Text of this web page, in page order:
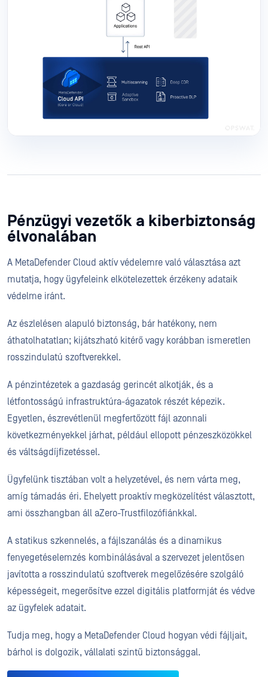
Pénzügyi vezetők a kiberbiztonság
élvonalában
A MetaDefender Cloud aktív védelemre való választása azt
mutatja, hogy ügyfeleink elkötelezettek érzékeny adataik
védelme iránt.
Az észlelésen alapuló biztonság, bár hatékony, nem
áthatolhatatlan; kijátszható kitérő vagy korábban ismeretlen
rosszindulatú szoftverekkel.
A pénzintézetek a gazdaság gerincét alkotják, és a
létfontosságú infrastruktúra-ágazatok részét képezik.
Egyetlen, észrevétlenül megfertőzött fájl azonnali
következményekkel járhat, például ellopott pénzeszközökkel
és váltságdíjfizetéssel.
Ügyfelünk tisztában volt a helyzetével, és nem várta meg,
amíg támadás éri. Ehelyett proaktív megközelítést választott,
ami összhangban áll aZero-Trustfilozófiánkkal.
A statikus szkennelés, a fájlszanálás és a dinamikus
fenyegetéselemzés kombinálásával a szervezet jelentősen
javította a rosszindulatú szoftverek megelőzésére szolgáló
képességeit, megerősítve ezzel digitális platformját és védve
az ügyfelek adatait.
Tudja meg, hogy a MetaDefender Cloud hogyan védi fájljait,
bárhol is dolgozik, vállalati szintű biztonsággal.